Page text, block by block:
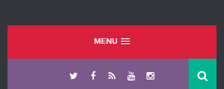
MENU